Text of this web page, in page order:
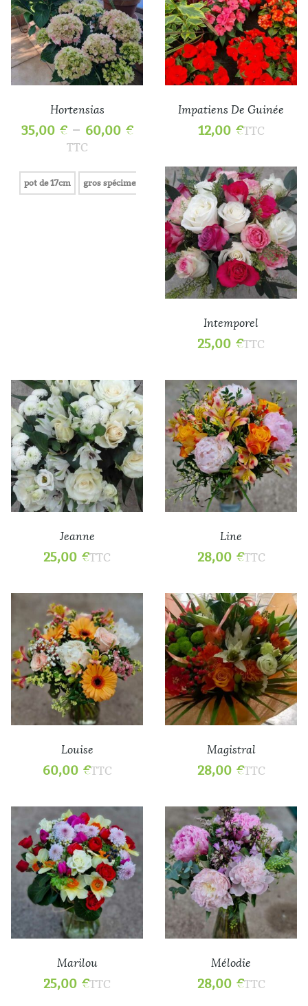
Hortensias
35,00 €– 60,00 €
TTC
pot de 17cm gros spécimen
Impatiens De Guinée
12,00 €TTC
Intemporel
25,00 €TTC
Jeanne
25,00 €TTC
Line
28,00 €TTC
Louise
60,00 €TTC
Magistral
28,00 €TTC
Marilou
25,00 €TTC
Mélodie
28,00 €TTC